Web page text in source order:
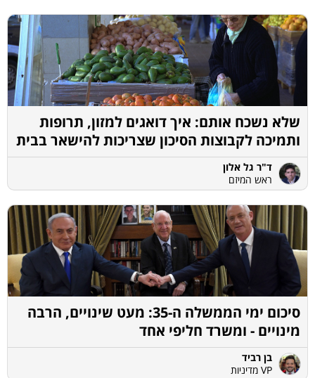
שלא נשכח אותם: איך דואגים למזון, תרופות
ותמיכה לקבוצות הסיכון שצריכות להישאר בבית
ד"ר גל אלון
ראש המיזם
סיכום ימי הממשלה ה-35: מעט שינויים, הרבה
מינויים - ומשרד חליפי אחד
בן רביד
VP מדיניות